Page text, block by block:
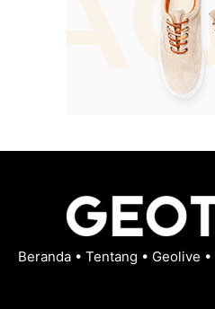
Beranda • Tentang • Geolive •